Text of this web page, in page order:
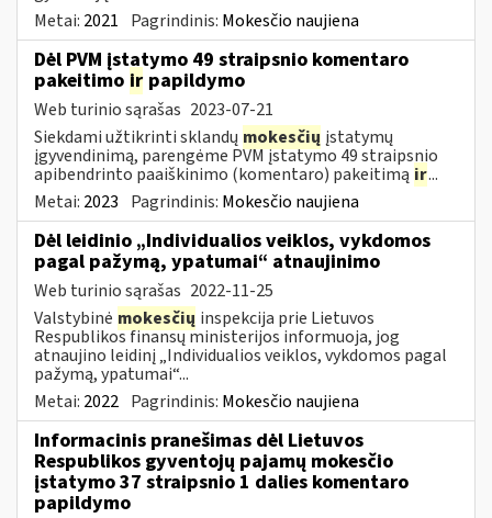
Metai: 2021 Pagrindinis: Mokesčio naujiena
Dėl PVM įstatymo 49 straipsnio komentaro
pakeitimo ir papildymo
Web turinio sąrašas 2023-07-21
Siekdami užtikrinti sklandų mokesčių įstatymų
įgyvendinimą, parengėme PVM įstatymo 49 straipsnio
apibendrinto paaiškinimo (komentaro) pakeitimą ir...
Metai: 2023 Pagrindinis: Mokesčio naujiena
Dėl leidinio „Individualios veiklos, vykdomos
pagal pažymą, ypatumai“ atnaujinimo
Web turinio sąrašas 2022-11-25
Valstybinė mokesčių inspekcija prie Lietuvos
Respublikos finansų ministerijos informuoja, jog
atnaujino leidinį „Individualios veiklos, vykdomos pagal
pažymą, ypatumai“...
Metai: 2022 Pagrindinis: Mokesčio naujiena
Informacinis pranešimas dėl Lietuvos
Respublikos gyventojų pajamų mokesčio
įstatymo 37 straipsnio 1 dalies komentaro
papildymo